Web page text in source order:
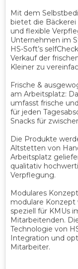
Mit dem
bietet die Bäckerei
und flexible
Unternehmen im
HS-Soft’s
Verkauf der
Kleiner zu
Frische &
am Arbeitsplatz:
umfasst frische
für jeden
Snacks für
Die Produkte
Altstetten von
Arbeitsplatz
qualitativ
Verpflegung.
Modulares
modulare Konzept
speziell für KMUs
Mitarbeitenden.
Technologie von
Integration und
Mitarbeiter.